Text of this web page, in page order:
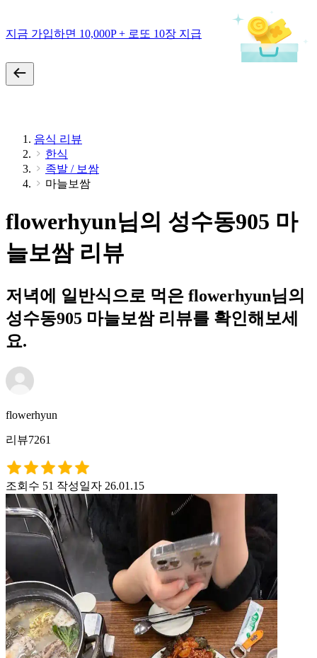
지금 가입하면 10,000P + 로또 10장 지급
음식 리뷰
한식
족발 / 보쌈
마늘보쌈
flowerhyun님의 성수동905 마
늘보쌈 리뷰
저녁에 일반식으로 먹은 flowerhyun님의
성수동905 마늘보쌈 리뷰를 확인해보세
요.
flowerhyun
리뷰7261
조회수 51 작성일자 26.01.15